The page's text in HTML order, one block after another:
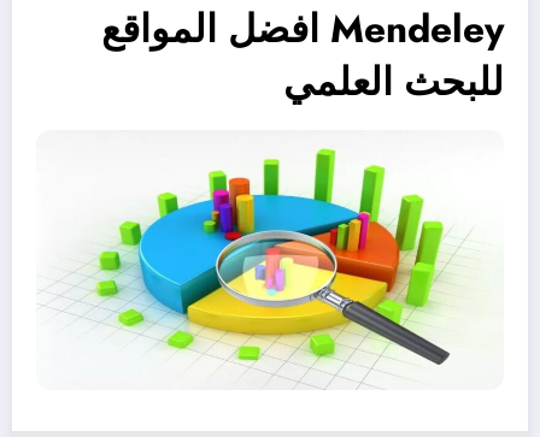
Mendeley افضل المواقع
للبحث العلمي